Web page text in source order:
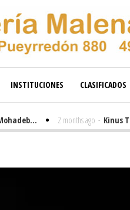
INSTITUCIONES CLASIFICADOS
2 months ago - Kinus Toire